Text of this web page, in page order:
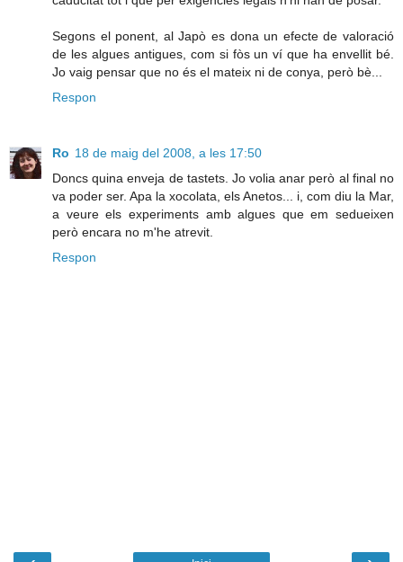
Segons el ponent, al Japò es dona un efecte de valoració
de les algues antigues, com si fòs un ví que ha envellit bé.
Jo vaig pensar que no és el mateix ni de conya, però bè...
Respon
Ro 18 de maig del 2008, a les 17:50
Doncs quina enveja de tastets. Jo volia anar però al final no
va poder ser. Apa la xocolata, els Anetos... i, com diu la Mar,
a veure els experiments amb algues que em sedueixen
però encara no m'he atrevit.
Respon